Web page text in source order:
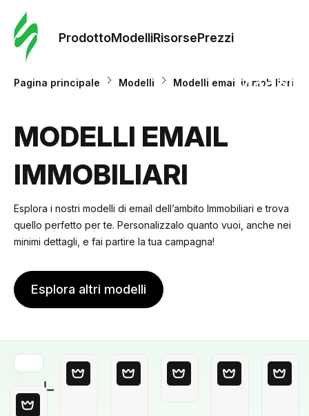
ProdottoModelliRisorsePrezzi
Modelli
Pagina principale Modelli Modelli email immobiliari
MODELLI EMAIL
IMMOBILIARI
Esplora i nostri modelli di email dell’ambito Immobiliari e trova
quello perfetto per te. Personalizzalo quanto vuoi, anche nei
minimi dettagli, e fai partire la tua campagna!
Esplora altri modelli